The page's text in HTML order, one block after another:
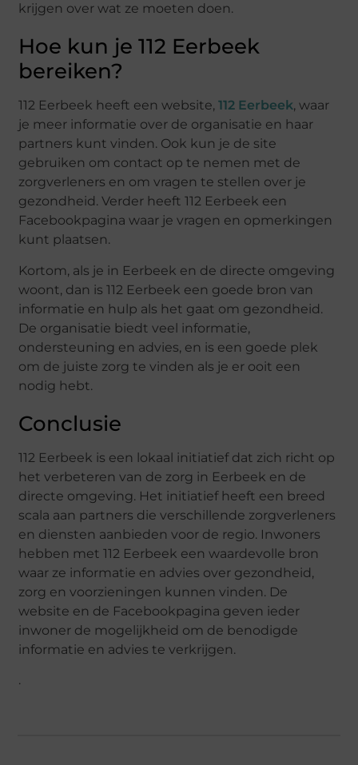
krijgen over wat ze moeten doen.
Hoe kun je 112 Eerbeek
bereiken?
112 Eerbeek heeft een website,112 Eerbeek, waar
je meer informatie over de organisatie en haar
partners kunt vinden. Ook kun je de site
gebruiken om contact op te nemen met de
zorgverleners en om vragen te stellen over je
gezondheid. Verder heeft 112 Eerbeek een
Facebookpagina waar je vragen en opmerkingen
kunt plaatsen.
Kortom, als je in Eerbeek en de directe omgeving
woont, dan is 112 Eerbeek een goede bron van
informatie en hulp als het gaat om gezondheid.
De organisatie biedt veel informatie,
ondersteuning en advies, en is een goede plek
om de juiste zorg te vinden als je er ooit een
nodig hebt.
Conclusie
112 Eerbeek is een lokaal initiatief dat zich richt op
het verbeteren van de zorg in Eerbeek en de
directe omgeving. Het initiatief heeft een breed
scala aan partners die verschillende zorgverleners
en diensten aanbieden voor de regio. Inwoners
hebben met 112 Eerbeek een waardevolle bron
waar ze informatie en advies over gezondheid,
zorg en voorzieningen kunnen vinden. De
website en de Facebookpagina geven ieder
inwoner de mogelijkheid om de benodigde
informatie en advies te verkrijgen.
.